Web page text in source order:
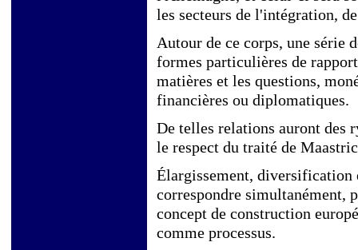
les secteurs de l'intégration,
Autour de ce corps, une série
formes particulières de
matières et les questions,
financières ou diplomatiques.
De telles relations auront des
le respect du traité de
Élargissement, diversification
correspondre simultanément,
concept de construction
comme processus.